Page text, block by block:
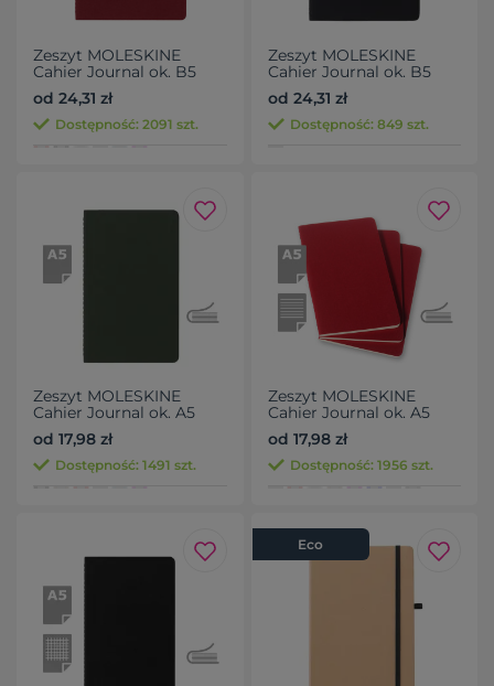
Zeszyt MOLESKINE
Cahier Journal ok. B5
od 24,31 zł
Dostępność: 2091 szt.
Zeszyt MOLESKINE
Cahier Journal ok. B5
od 24,31 zł
Dostępność: 849 szt.
Zeszyt MOLESKINE
Cahier Journal ok. A5
od 17,98 zł
Dostępność: 1491 szt.
Zeszyt MOLESKINE
Cahier Journal ok. A5
od 17,98 zł
Dostępność: 1956 szt.
Eco